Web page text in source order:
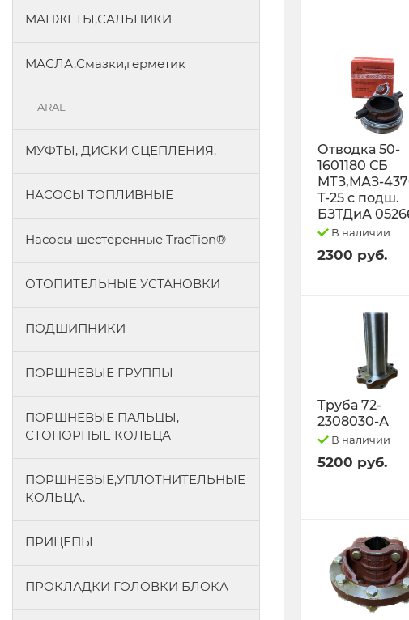
МАНЖЕТЫ,САЛЬНИКИ
МАСЛА,Смазки,герметик
ARAL
МУФТЫ, ДИСКИ СЦЕПЛЕНИЯ.
НАСОСЫ ТОПЛИВНЫЕ
Насосы шестеренные TracTion®
ОТОПИТЕЛЬНЫЕ УСТАНОВКИ
ПОДШИПНИКИ
ПОРШНЕВЫЕ ГРУППЫ
ПОРШНЕВЫЕ ПАЛЬЦЫ,
СТОПОРНЫЕ КОЛЬЦА
ПОРШНЕВЫЕ,УПЛОТНИТЕЛЬНЫЕ
КОЛЬЦА.
ПРИЦЕПЫ
ПРОКЛАДКИ ГОЛОВКИ БЛОКА
Отводка 50-
1601180 СБ
МТЗ,МАЗ-
Т-25 с подш.
БЗТДиА
В наличии
2300 руб.
Труба 72-
2308030-А
В наличии
5200 руб.